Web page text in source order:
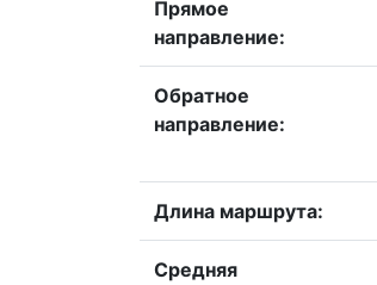
Прямое
направление:
Обратное
направление:
Длина маршрута:
Средняя